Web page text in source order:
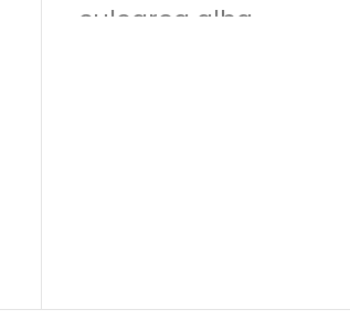
- culoarea alba